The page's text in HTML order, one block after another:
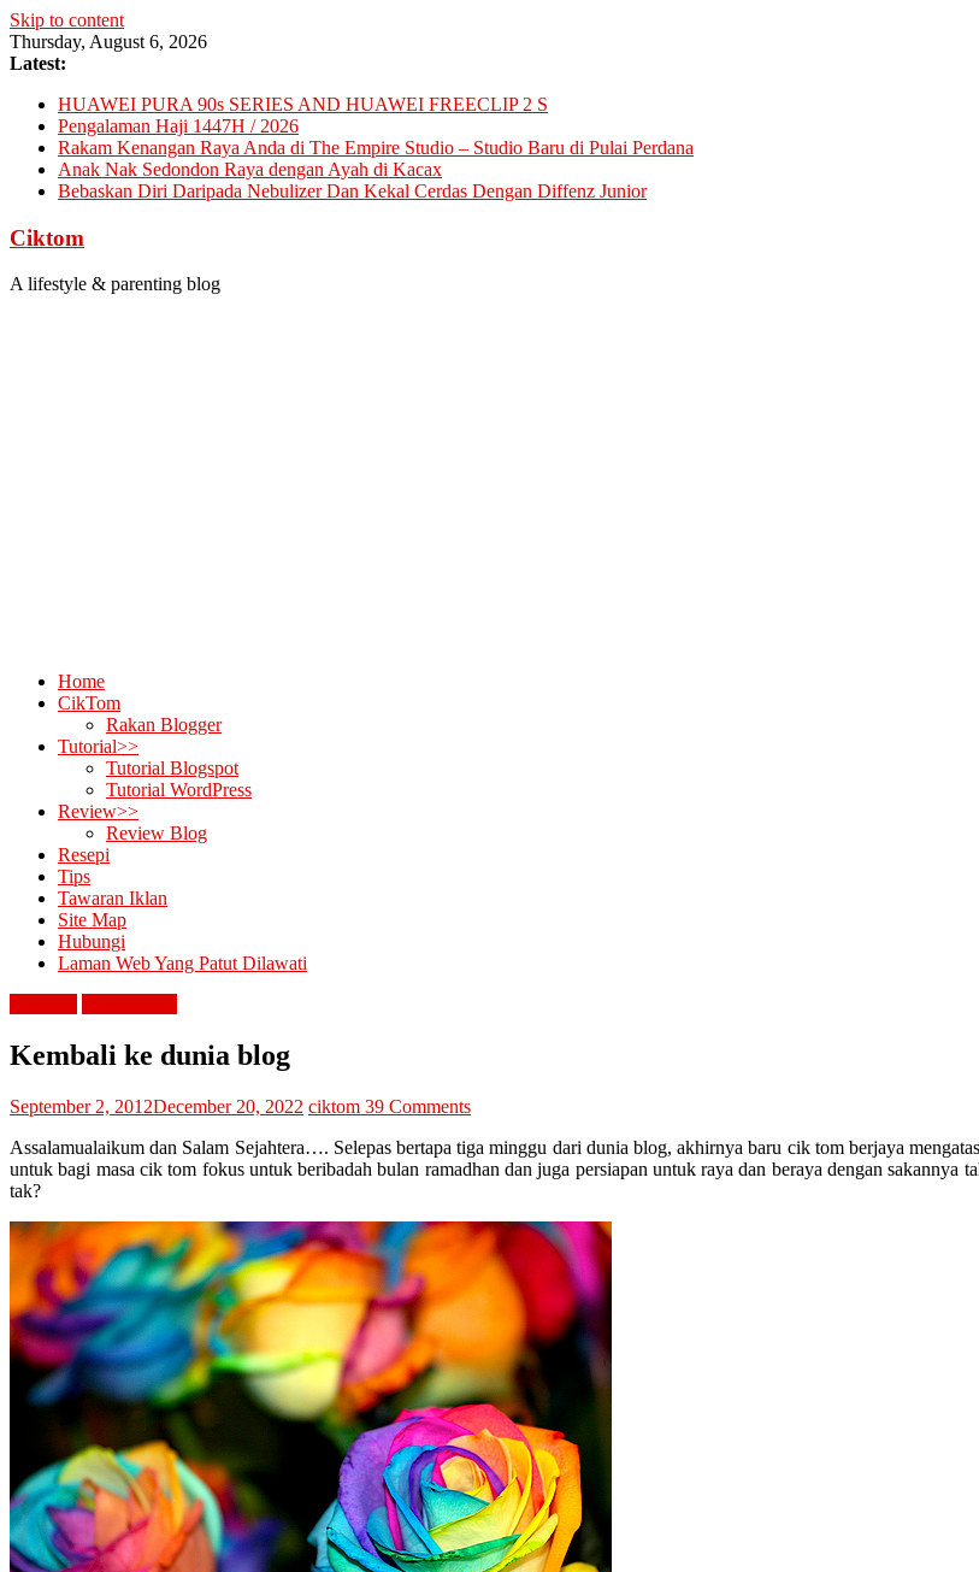
Skip to content
Thursday, August 6, 2026
Latest:
HUAWEI PURA 90s SERIES AND HUAWEI FREECLIP 2 S
Pengalaman Haji 1447H / 2026
Rakam Kenangan Raya Anda di The Empire Studio – Studio Baru di Pulai Perdana
Anak Nak Sedondon Raya dengan Ayah di Kacax
Bebaskan Diri Daripada Nebulizer Dan Kekal Cerdas Dengan Diffenz Junior
Ciktom
A lifestyle & parenting blog
Home
CikTom
Rakan Blogger
Tutorial>>
Tutorial Blogspot
Tutorial WordPress
Review>>
Review Blog
Resepi
Tips
Tawaran Iklan
Site Map
Hubungi
Laman Web Yang Patut Dilawati
Kembali ke dunia blog
September 2, 2012December 20, 2022 ciktom 39 Comments
Assalamualaikum dan Salam Sejahtera…. Selepas bertapa tiga minggu dari dunia blog, akhirnya baru cik tom berjaya
untuk bagi masa cik tom fokus untuk beribadah bulan ramadhan dan juga persiapan untuk raya dan beraya dengan
tak?